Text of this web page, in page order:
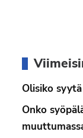
sivupalkki
Olisiko
Onko